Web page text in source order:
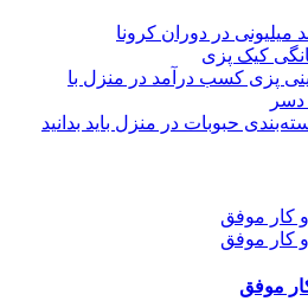
در دوران کرونا
کیک پزی
پزی کسب درآمد در منزل با
حبوبات در منزل باید بدانید
موفق